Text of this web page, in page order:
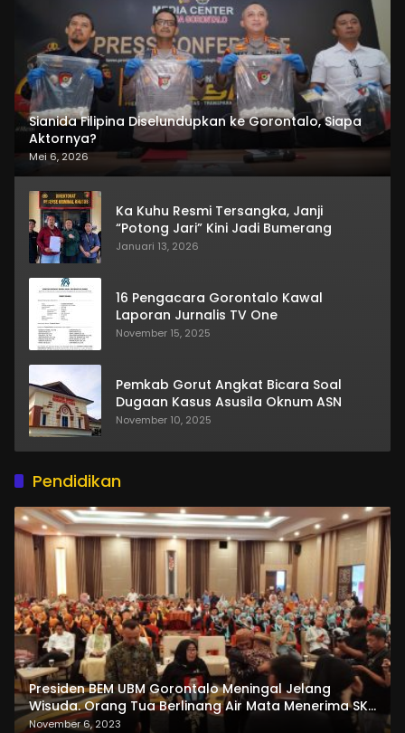
Sianida Filipina Diselundupkan ke Gorontalo, Siapa
Aktornya?
Mei 6, 2026
Ka Kuhu Resmi Tersangka, Janji
“Potong Jari” Kini Jadi Bumerang
Januari 13, 2026
16 Pengacara Gorontalo Kawal
Laporan Jurnalis TV One
November 15, 2025
Pemkab Gorut Angkat Bicara Soal
Dugaan Kasus Asusila Oknum ASN
November 10, 2025
Pendidikan
Presiden BEM UBM Gorontalo Meningal Jelang
Wisuda. Orang Tua Berlinang Air Mata Menerima SKL
dan Pemasangan Salempang
November 6, 2023